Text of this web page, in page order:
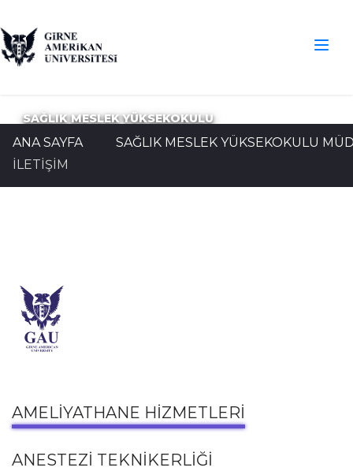
SAĞLIK MESLEK YÜKSEKOKULU
ANA SAYFA
SAĞLIK MESLEK YÜKSEKOKULU
İLETİŞİM
AMELIYATHANE HIZMETLERI
ANESTEZI TEKNIKERLIĞI